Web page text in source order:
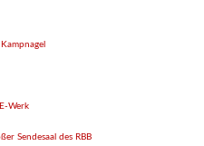
Kampnagel
E-Werk
Sendesaal des RBB